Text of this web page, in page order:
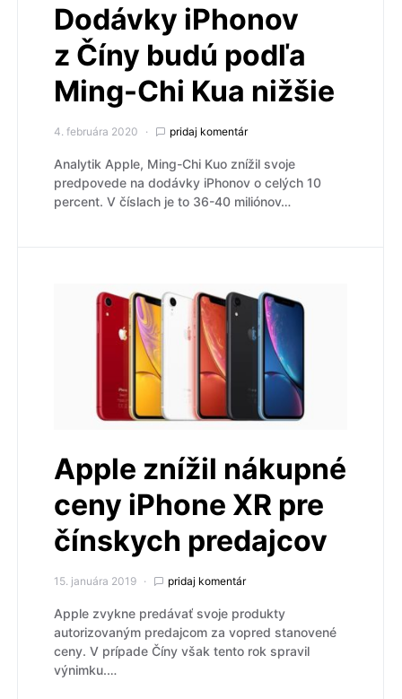
Dodávky iPhonov
z Číny budú podľa
Ming-Chi Kua nižšie
4. februára 2020 pridaj komentár
Analytik Apple, Ming-Chi Kuo znížil svoje
predpovede na dodávky iPhonov o celých 10
percent. V číslach je to 36-40 miliónov…
Apple znížil nákupné
ceny iPhone XR pre
čínskych predajcov
15. januára 2019 pridaj komentár
Apple zvykne predávať svoje produkty
autorizovaným predajcom za vopred stanovené
ceny. V prípade Číny však tento rok spravil
výnimku.…